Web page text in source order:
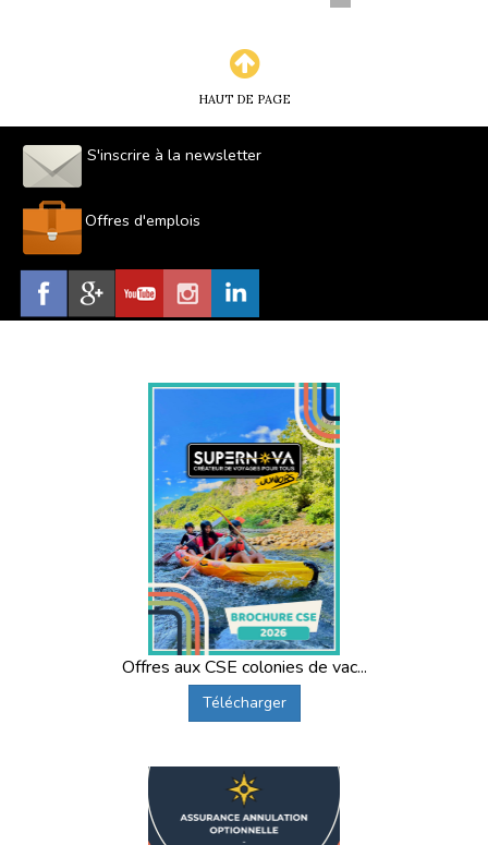
HAUT DE PAGE
S'inscrire à la newsletter
Offres d'emplois
Offres aux CSE colonies de vac...
Télécharger